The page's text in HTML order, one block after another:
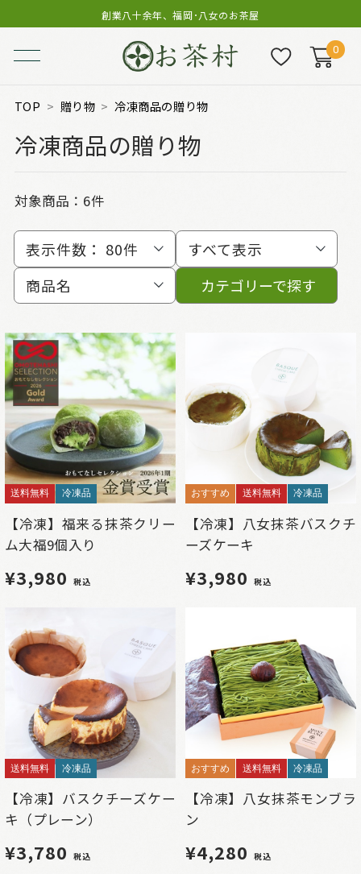
創業八十余年、福岡･八女のお茶屋
0
TOP 贈り物 冷凍商品の贈り物
冷凍商品の贈り物
対象商品： 6件
表示件数： 80件
すべて表示
商品名
カテゴリーで探す
送料無料 冷凍品
【冷凍】福来る抹茶クリー
ム大福9個入り
¥3,980 税込
おすすめ 送料無料 冷凍品
【冷凍】八女抹茶バスクチ
ーズケーキ
¥3,980 税込
送料無料 冷凍品
【冷凍】バスクチーズケー
キ（プレーン）
¥3,780 税込
おすすめ 送料無料 冷凍品
【冷凍】八女抹茶モンブラ
ン
¥4,280 税込